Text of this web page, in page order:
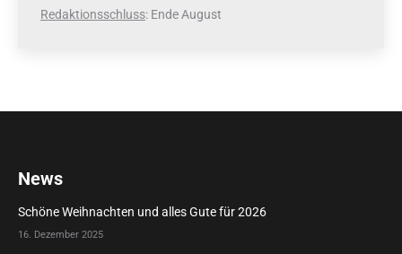
Redaktionsschluss: Ende August
News
Schöne Weihnachten und alles Gute für 2026
16. Dezember 2025